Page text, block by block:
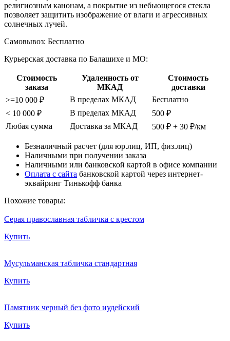
религиозным канонам, а покрытие из небьющегося стекла
позволяет защитить изображение от влаги и агрессивных
солнечных лучей.
Самовывоз: Бесплатно
Курьерская доставка по Балашихе и МО:
Стоимость
заказа
Удаленность от
МКАД
Стоимость
доставки
>=10 000 ₽
В пределах МКАД
Бесплатно
< 10 000 ₽
В пределах МКАД
500 ₽
Любая сумма
Доставка за МКАД 500 ₽ + 30 ₽/км
Безналичный расчет (для юр.лиц, ИП, физ.лиц)
Наличными при получении заказа
Наличными или банковской картой в офисе компании
Оплата с сайта банковской картой через интернет-
эквайринг Тинькофф банка
Похожие товары:
Серая православная табличка с крестом
Купить
Мусульманская табличка стандартная
Купить
Памятник черный без фото иудейский
Купить